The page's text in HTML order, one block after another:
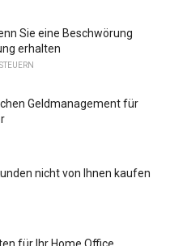
Sie eine Beschwörung
erhalten
Geldmanagement für
nicht von Ihnen kaufen